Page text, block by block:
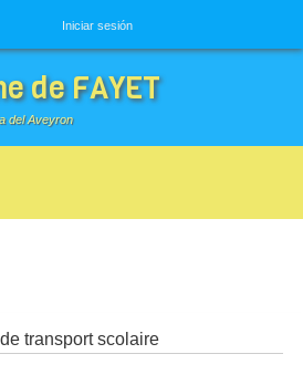
Iniciar sesión
de FAYET
del Aveyron
la navegación
transport scolaire